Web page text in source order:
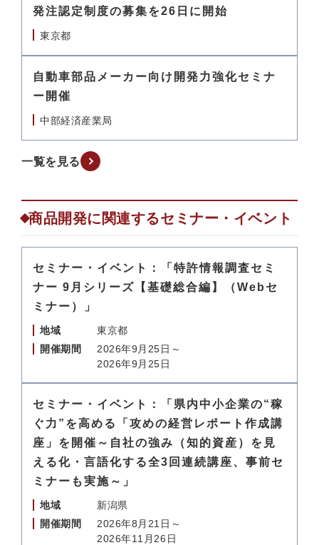
発注認定制度の募集を26日に開始
東京都
自動車部品メーカー向け開発力強化セミナ
ー開催
中部経済産業局
一覧を見る
商品開発に関連するセミナー・イベント
セミナー・イベント：「特許情報調査セミ
ナー 9月シリーズ【基礎総合編】（Webセ
ミナー）」
地域
東京都
開催期間
2026年9月25日～
2026年9月25日
セミナー・イベント：「県内中小企業の“稼
ぐ力”を高める「攻めの経営レポート作成講
座」を開催～自社の強み（知的資産）を見
える化・言語化する全3回連続講座、事前セ
ミナーも実施～」
地域
新潟県
開催期間
2026年8月21日～
2026年11月26日